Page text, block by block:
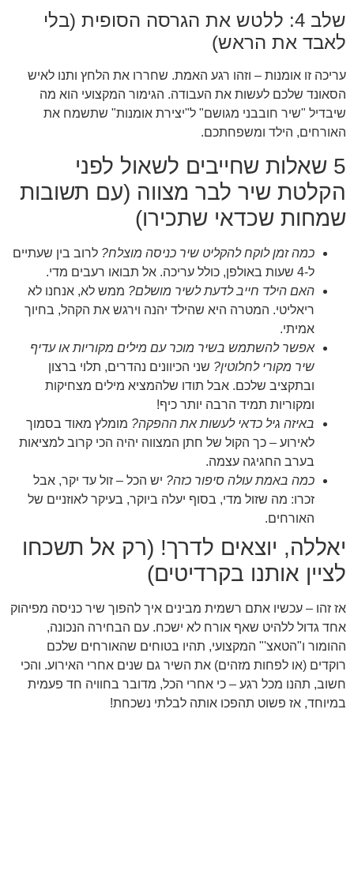
שלב 4: ללטש את הגרסה הסופית (בלי
לאבד את הראש)
עריכה זו אומנות – וזהו רגע האמת. שחררו את הלחץ ותנו לאיש
הסאונד שלכם לעשות את העבודה. הגימור המקצועי הוא מה
שיבדיל "שיר חובבני מגושם" ל"יצירת אומנות" שתשמח את
האורחים, הילד ומשפחתכם.
5 שאלות שחייבים לשאול לפני
הקלטת שיר לבר מצווה (עם תשובות
שמחות שכדאי שתכירו)
כמה זמן לוקח להקליט שיר כניסה מוצלח? לרוב בין שעתיים
ל-4 שעות באולפן, כולל עריכה. אל תבואו רעבים מדי.
האם הילד חייב לדעת לשיר מושלם? ממש לא, אנחנו לא
ריאליטי. המטרה היא שהילד יהנה וירגש את הקהל, בחיוך
אמיתי.
אפשר להשתמש בשיר מוכר עם מילים מקוריות או עדיף
שיר מקורי לחלוטין? שני הכיוונים נהדרים, תלוי ברצון
ובתקציב שלכם. אבל תודו שלהמציא מילים מצחיקות
ומקוריות תמיד הרבה יותר כיף!
באיזה גיל כדאי לעשות את ההפקה? מומלץ מאוד בסמוך
לאירוע – כך הקול של חתן המצווה יהיה הכי קרוב למציאות
בערב החגיגה עצמה.
כמה באמת עולה סיפור כזה? יש הכל – זול עד יקר, אבל
זכרו: מה שזול מדי, בסוף יעלה ביוקר, בעיקר לאוזניים של
האורחים.
יאללה, יוצאים לדרך! (רק אל תשכחו
לציין אותנו בקרדיטים)
אז זהו – עכשיו אתם רשמית מבינים איך להפוך שיר כניסה מפיהוק
אחד גדול ללהיט שאף אורח לא ישכח. עם הבחירה הנכונה,
ההומור ו"הטאצ'" המקצועי, תהיו בטוחים שהאורחים שלכם
רוקדים (או לפחות מזהים) את השיר גם שנים אחרי האירוע. והכי
חשוב, תהנו מכל רגע – כי אחרי הכל, מדובר בחוויה חד פעמית
במיוחד, אז פשוט תהפכו אותה לבלתי נשכחת!